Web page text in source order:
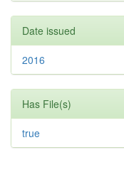
Date issued
2016
Has File(s)
true